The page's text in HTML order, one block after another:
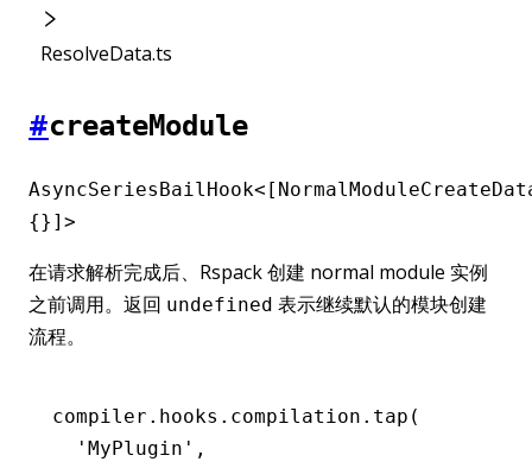
ResolveData.ts
#createModule
{}]>
在请求解析完成后、Rspack 创建 normal module 实例
之前调用。返回 undefined 表示继续默认的模块创建
流程。
compiler . hooks . compilation .tap (
  'MyPlugin'
,